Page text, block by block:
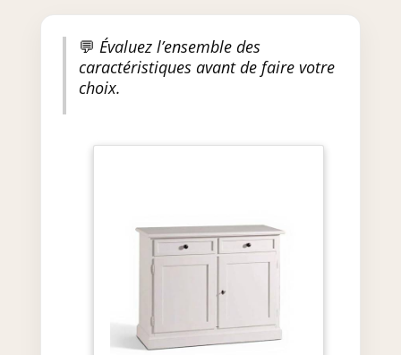
💬 Évaluez l’ensemble des
caractéristiques avant de faire votre
choix.